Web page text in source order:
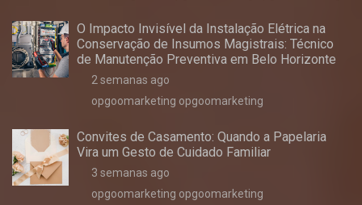
O Impacto Invisível da Instalação Elétrica na
Conservação de Insumos Magistrais: Técnico
de Manutenção Preventiva em Belo Horizonte
2 semanas ago
opgoomarketing opgoomarketing
Convites de Casamento: Quando a Papelaria
Vira um Gesto de Cuidado Familiar
3 semanas ago
opgoomarketing opgoomarketing